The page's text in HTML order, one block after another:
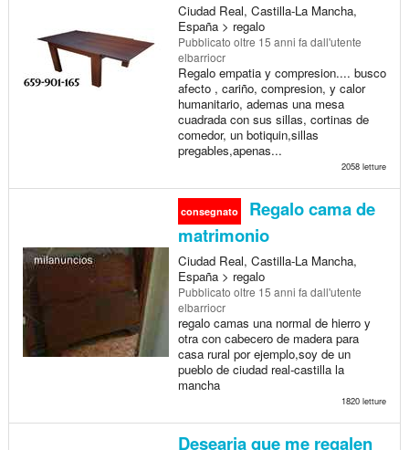
Ciudad Real, Castilla-La Mancha,
España > regalo
Pubblicato oltre 15 anni fa dall'utente
elbarriocr
Regalo empatia y compresion.... busco
afecto , cariño, compresion, y calor
humanitario, ademas una mesa
cuadrada con sus sillas, cortinas de
comedor, un botiquin,sillas
pregables,apenas...
2058 letture
consegnato
Regalo cama de
matrimonio
Ciudad Real, Castilla-La Mancha,
España > regalo
Pubblicato oltre 15 anni fa dall'utente
elbarriocr
regalo camas una normal de hierro y
otra con cabecero de madera para
casa rural por ejemplo,soy de un
pueblo de ciudad real-castilla la
mancha
1820 letture
Desearia que me regalen